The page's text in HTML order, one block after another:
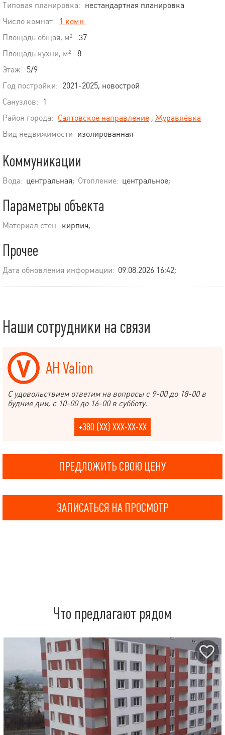
Типовая планировка: нестандартная планировка
Число комнат:
1 комн.
Площадь общая, м²: 37
Площадь кухни, м²: 8
Этаж: 5/9
Год постройки: 2021-2025, новострой
Санузлов:
1
Район города: Салтовское направление , Журавлёвка
Вид недвижимости изолированная
Коммуникации
Вода: центральная; Отопление: центральное;
Параметры объекта
Материал стен: кирпич;
Прочее
Дата обновления информации: 09.08.2026 16:42;
Наши сотрудники на связи
АН Valion
С удовольствием ответим на вопросы с 9-00 до 18-00 в
будние дни, с 10-00 до 16-00 в субботу.
+380 (XX) XXX-XX-XX
ПРЕДЛОЖИТЬ СВОЮ ЦЕНУ
ЗАПИСАТЬСЯ НА ПРОСМОТР
Что предлагают рядом